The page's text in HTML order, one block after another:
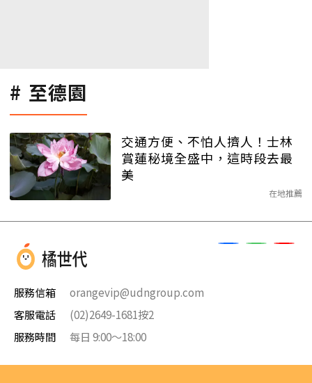
至德園
交通方便、不怕人擠人！士林
賞蓮秘境全盛中，這時段去最
美
在地推薦
服務信箱
orangevip@udngroup.com
客服電話
(02)2649-1681按2
服務時間
每日 9:00～18:00